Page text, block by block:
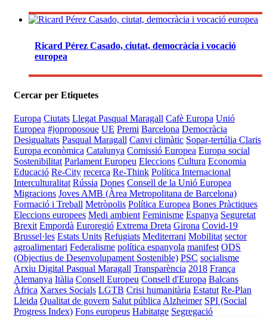
Ricard Pérez Casado, ciutat, democràcia i vocació
europea
Cercar per Etiquetes
Europa Ciutats Llegat Pasqual Maragall Cafè Europa Unió
Europea #joproposoue UE Premi Barcelona Democràcia
Desigualtats Pasqual Maragall Canvi climàtic Sopar-tertúlia Claris
Europa econòmica Catalunya Comissió Europea Europa social
Sostenibilitat Parlament Europeu Eleccions Cultura Economia
Educació Re-City recerca Re-Think Política Internacional
Interculturalitat Rússia Dones Consell de la Unió Europea
Migracions Joves AMB (Àrea Metropolitana de Barcelona)
Formació i Treball Metròpolis Política Europea Bones Pràctiques
Eleccions europees Medi ambient Feminisme Espanya Seguretat
Brexit Empordà Euroregió Extrema Dreta Girona Covid-19
Brussel·les Estats Units Refugiats Mediterrani Mobilitat sector
agroalimentari Federalisme política espanyola manifest ODS
(Objectius de Desenvolupament Sostenible) PSC socialisme
Arxiu Digital Pasqual Maragall Transparència 2018 França
Alemanya Itàlia Consell Europeu Consell d'Europa Balcans
Àfrica Xarxes Socials LGTB Crisi humanitària Estatut Re-Plan
Lleida Qualitat de govern Salut pública Alzheimer SPI (Social
Progress Index) Fons europeus Habitatge Segregació